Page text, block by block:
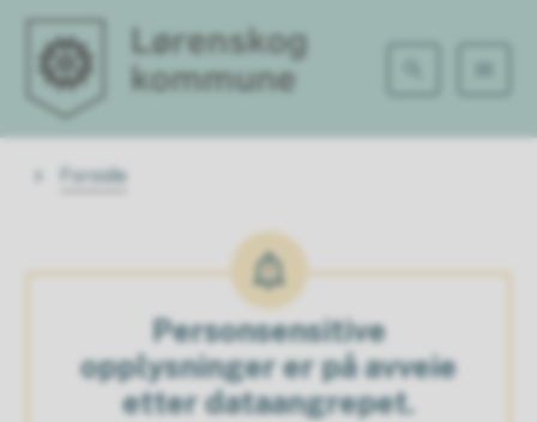
Lørenskog kommune
Du er her:
Forside
Personsensitive
opplysninger er på avveie
etter dataangrepet.